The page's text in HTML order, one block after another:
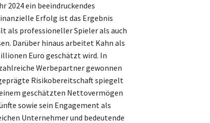
2024 ein beeindruckendes
Erfolg ist das Ergebnis
als professioneller Spieler als auch
Darüber hinaus arbeitet Kahn als
Euro geschätzt wird. In
Werbepartner gewonnen
Risikobereitschaft spiegelt
geschätzten Nettovermögen
sowie sein Engagement als
Unternehmer und bedeutende